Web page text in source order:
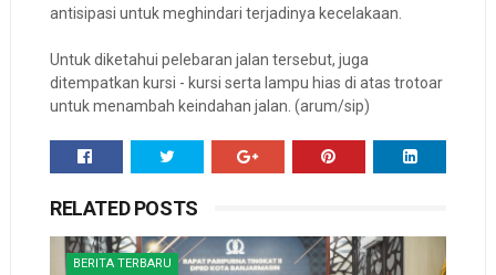
antisipasi untuk meghindari terjadinya kecelakaan.
Untuk diketahui pelebaran jalan tersebut, juga
ditempatkan kursi - kursi serta lampu hias di atas trotoar
untuk menambah keindahan jalan. (arum/sip)
RELATED POSTS
BERITA TERBARU